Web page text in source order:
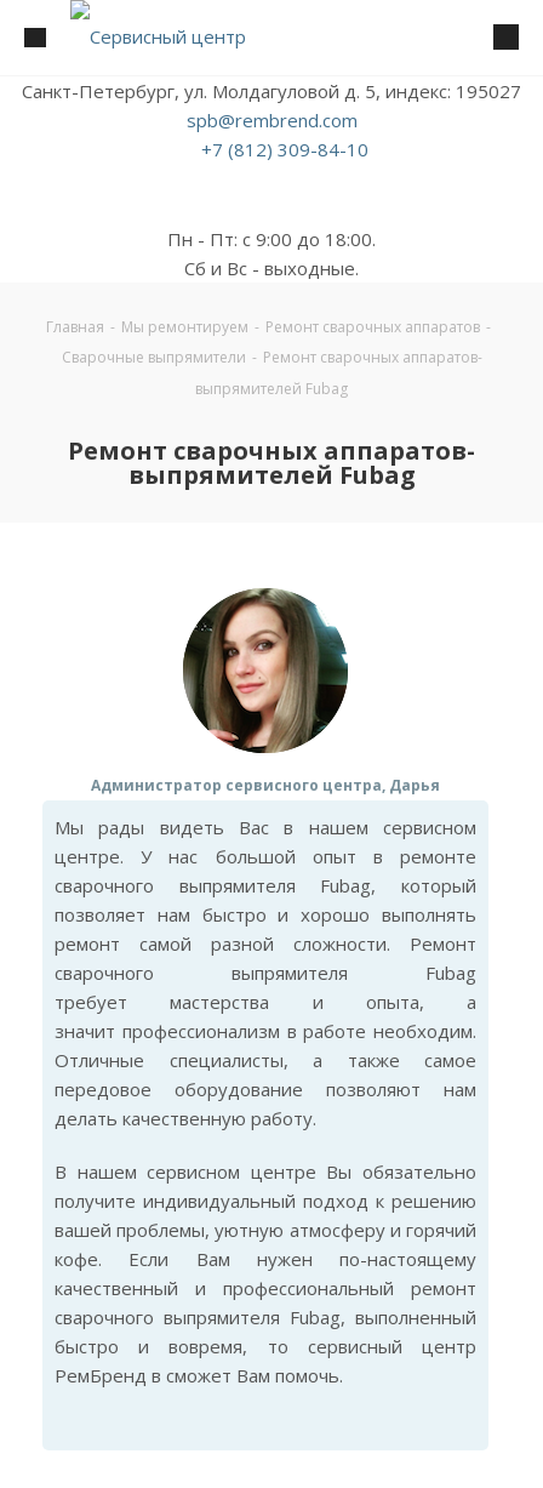
Санкт-Петербург, ул. Молдагуловой д. 5, индекс: 195027
spb@rembrend.com
+7 (812) 309-84-10
Пн - Пт: с 9:00 до 18:00.
Сб и Вс - выходные.
Главная - Мы ремонтируем - Ремонт сварочных аппаратов -
Сварочные выпрямители - Ремонт сварочных аппаратов-
выпрямителей Fubag
Ремонт сварочных аппаратов-
выпрямителей Fubag
Администратор сервисного центра, Дарья
Мы рады видеть Вас в нашем сервисном
центре. У нас большой опыт в ремонте
сварочного выпрямителя Fubag, который
позволяет нам быстро и хорошо выполнять
ремонт самой разной сложности. Ремонт
сварочного выпрямителя Fubag
требует мастерства и опыта, а
значит профессионализм в работе необходим.
Отличные специалисты, а также самое
передовое оборудование позволяют нам
делать качественную работу.
В нашем сервисном центре Вы обязательно
получите индивидуальный подход к решению
вашей проблемы, уютную атмосферу и горячий
кофе. Если Вам нужен по-настоящему
качественный и профессиональный ремонт
сварочного выпрямителя Fubag, выполненный
быстро и вовремя, то сервисный центр
РемБренд в сможет Вам помочь.